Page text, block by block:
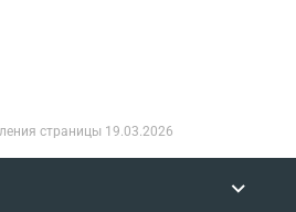
какие-то деньги, то
травмы?
страницы 19.03.2026